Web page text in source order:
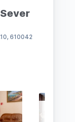
610042